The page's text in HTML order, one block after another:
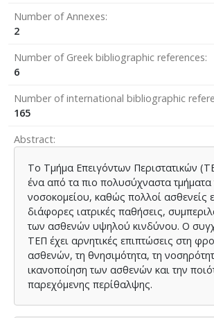
Number of Annexes
2
Number of Greek bibliographic references
6
Number of international bibliographic
165
Abstract
Το Τμήμα Επειγόντων Περιστατικών
ένα από τα πιο πολυσύχναστα τμήματα
νοσοκομείου, καθώς πολλοί ασθενείς
διάφορες ιατρικές παθήσεις,
των ασθενών υψηλού κινδύνου. Ο
ΤΕΠ έχει αρνητικές επιπτώσεις στη
ασθενών, τη θνησιμότητα, τη
ικανοποίηση των ασθενών και την
παρεχόμενης περίθαλψης.